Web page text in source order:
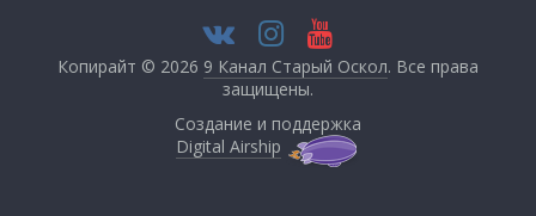
Копирайт © 2026 9 Канал Старый Оскол. Все права
защищены.
Создание и поддержка
Digital Airship